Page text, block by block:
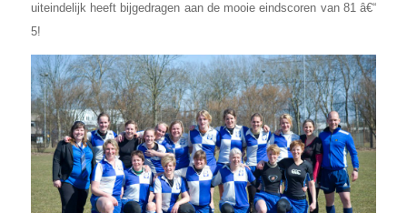
uiteindelijk heeft bijgedragen aan de mooie eindscoren van 81 â€“
5!